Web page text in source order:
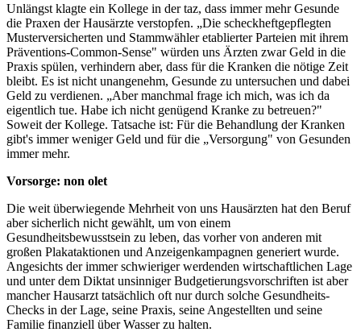
Unlängst klagte ein Kollege in der taz, dass immer mehr Gesunde
die Praxen der Hausärzte verstopfen. „Die scheckheftgepflegten
Musterversicherten und Stammwähler etablierter Parteien mit ihrem
Präventions­-Common-­Sense" würden uns Ärzten zwar Geld in die
Praxis spülen, verhindern aber, dass für die Kranken die nötige Zeit
bleibt. Es ist nicht unangenehm, Gesunde zu untersuchen und dabei
Geld zu verdienen. „Aber manchmal frage ich mich, was ich da
eigent­lich tue. Habe ich nicht genügend Kranke zu betreuen?"
Soweit der Kollege. Tatsache ist: Für die Behandlung der Kranken
gibt's immer weniger Geld und für die „Versorgung" von Gesunden
immer mehr.
Vorsorge: non olet
Die weit überwiegende Mehrheit von uns Hausärzten hat den Beruf
aber sicherlich nicht gewählt, um von einem
Gesundheitsbewusstsein zu leben, das vorher von anderen mit
großen Plakataktionen und Anzeigenkampagnen generiert wurde.
Angesichts der immer schwieriger werdenden wirtschaftlichen Lage
und unter dem Diktat unsinniger Budgetierungsvorschriften ist aber
mancher Hausarzt tatsächlich oft nur durch solche Gesundheits-
Checks in der Lage, seine Praxis, seine Angestellten und seine
Familie finanziell über Wasser zu halten.